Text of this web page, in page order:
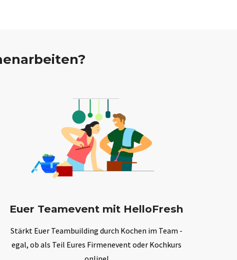
Euer Teamevent mit HelloFresh
Stärkt Euer Teambuilding durch Kochen im Team -
egal, ob als Teil Eures Firmenevent oder Kochkurs